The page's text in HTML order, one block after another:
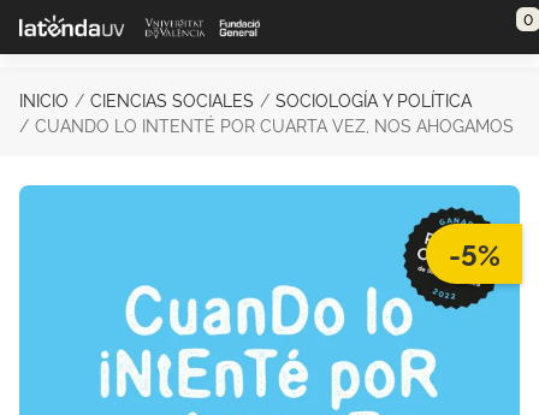
Saltar al contenido principal 0
INICIO CIENCIAS SOCIALES
SOCIOLOGÍA Y POLÍTICA
CUANDO LO INTENTÉ POR CUARTA VEZ, NOS AHOGAMOS
-5%